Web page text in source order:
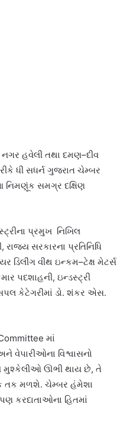
નગર હવેલી તથા દમણ–દીવ
ધી સધર્ન ગુજરાત ચેમ્બર
નિમણૂંક સમગ્ર દક્ષિણ
પ્રમુખ નિખિલ
સરકારના પ્રતિનિધિ
ડિલીંગ વીથ ઇન્કમ–ટેક્ષ મેટર્સ
પદશાહની, ઇન્ડસ્ટ્રી
કેટેગરીમાં ડો. શંકર એસ.
માં
વેપારીઓના વિશ્વાસનો
મુશ્કેલીઓ ઊભી થાય છે, તે
તક મળશે. ચેમ્બર હંમેશા
કરદાતાઓના હિતમાં